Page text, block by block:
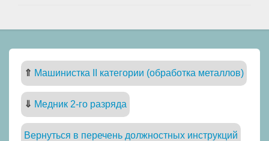
⇑ Машинистка II категории (обработка металлов)
⇓ Медник 2-го разряда
Вернуться в перечень должностных инструкций